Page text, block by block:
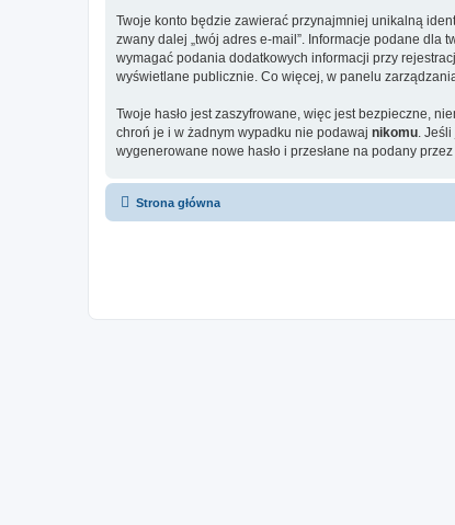
Twoje konto będzie zawierać przynajmniej unikalną
zwany dalej „twój adres e-mail”. Informacje podane dla
wymagać podania dodatkowych informacji przy
wyświetlane publicznie. Co więcej, w panelu
Twoje hasło jest zaszyfrowane, więc jest bezpieczne,
chroń je i w żadnym wypadku nie podawaj nikomu .
wygenerowane nowe hasło i przesłane na podany
Strona główna